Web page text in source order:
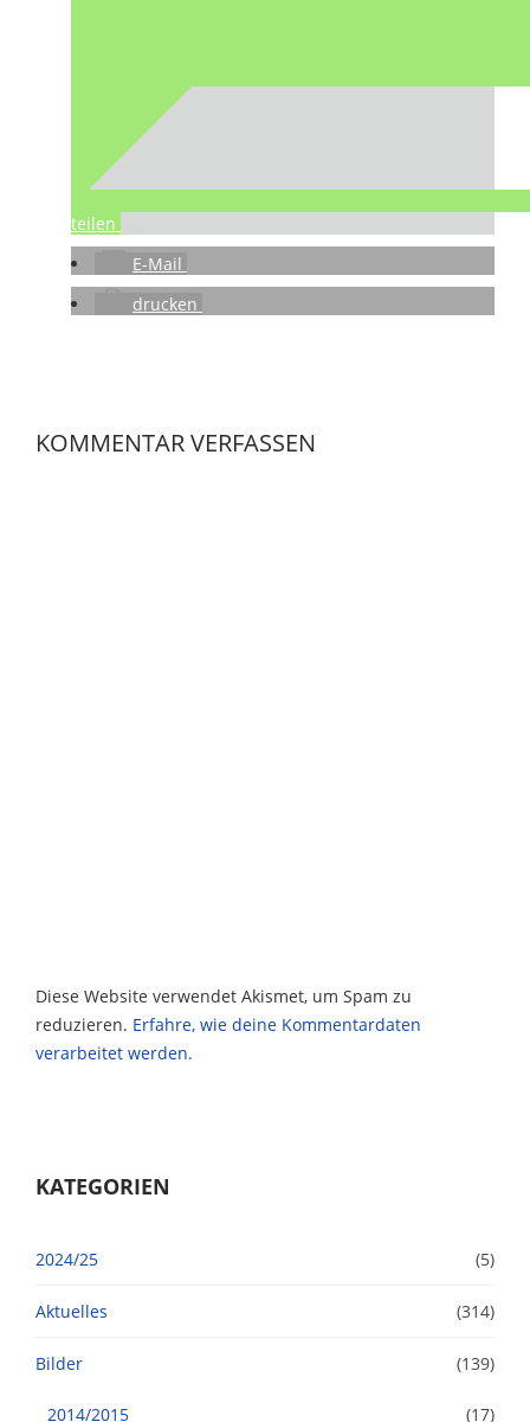
teilen
E-Mail
drucken
KOMMENTAR VERFASSEN
Diese Website verwendet Akismet, um Spam zu
reduzieren. Erfahre, wie deine Kommentardaten
verarbeitet werden.
KATEGORIEN
2024/25 (5)
Aktuelles (314)
Bilder (139)
2014/2015 (17)